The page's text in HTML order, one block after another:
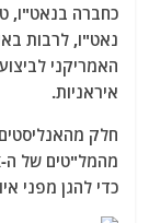
כחברה בנאט"ו,
נאט"ו, לרבות
האמריקני
איראניות.
חלק
כדי להגן מפני